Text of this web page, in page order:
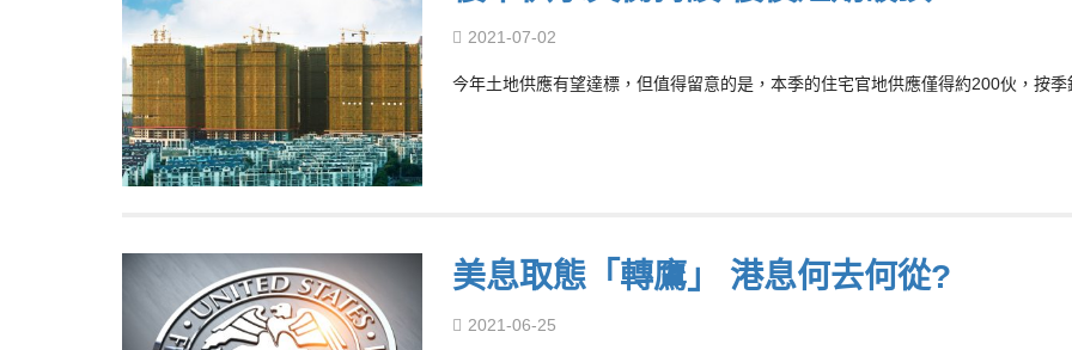
2021-07-02
今年土地供應有望達標，但值得留意的是，本季的住宅官地供應僅得約200伙，按
美息取態「轉鷹」 港息何去何從?
2021-06-25